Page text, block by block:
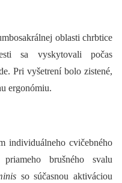
oblasti chrbtice
sa vyskytovali počas
Pri vyšetrení bolo zistené,
ergonómiu.
individuálneho cvičebného
brušného svalu
so súčasnou aktiváciou